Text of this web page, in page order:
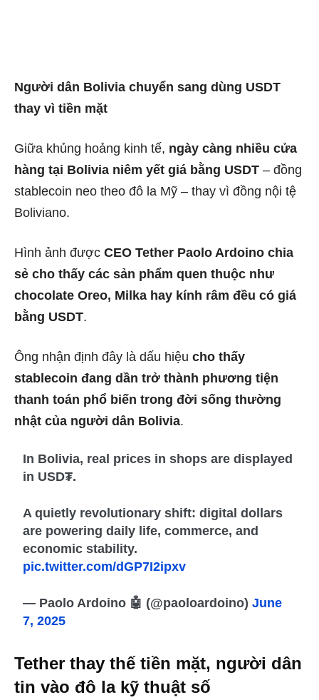
Người dân Bolivia chuyển sang dùng USDT
thay vì tiền mặt
Giữa khủng hoảng kinh tế, ngày càng nhiều cửa
hàng tại Bolivia niêm yết giá bằng USDT – đồng
stablecoin neo theo đô la Mỹ – thay vì đồng nội tệ
Boliviano.
Hình ảnh được CEO Tether Paolo Ardoino chia
sẻ cho thấy các sản phẩm quen thuộc như
chocolate Oreo, Milka hay kính râm đều có giá
bằng USDT.
Ông nhận định đây là dấu hiệu cho thấy
stablecoin đang dần trở thành phương tiện
thanh toán phổ biến trong đời sống thường
nhật của người dân Bolivia.
In Bolivia, real prices in shops are displayed
in USD₮.
A quietly revolutionary shift: digital dollars
are powering daily life, commerce, and
economic stability.
pic.twitter.com/dGP7I2ipxv
— Paolo Ardoino 🤖 (@paoloardoino)June
7, 2025
Tether thay thế tiền mặt, người dân
tin vào đô la kỹ thuật số